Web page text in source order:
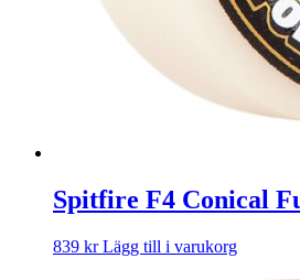
Spitfire F4 Conical
839 kr Lägg till i varukorg